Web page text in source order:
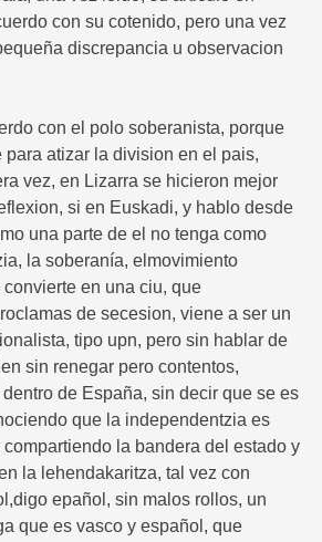
con su cotenido, pero una vez
discrepancia u observacion
con el polo soberanista, porque
para atizar la division en el pais,
vez, en Lizarra se hicieron mejor
si en Euskadi, y hablo desde
una parte de el no tenga como
la soberanía, elmovimiento
en una ciu, que
de secesion, viene a ser un
tipo upn, pero sin hablar de
sin renegar pero contentos,
de España, sin decir que se es
que la independentzia es
la bandera del estado y
la lehendakaritza, tal vez con
epañol, sin malos rollos, un
que es vasco y español, que